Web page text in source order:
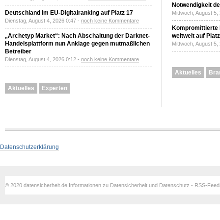
Deutschland im EU-Digitalranking auf Platz 17
Dienstag, August 4, 2026 0:47 - noch keine Kommentare
„Archetyp Market“: Nach Abschaltung der Darknet-
Handelsplattform nun Anklage gegen mutmaßlichen
Betreiber
Dienstag, August 4, 2026 0:12 - noch keine Kommentare
Aktuelles Experten
Notwendigkeit
Mittwoch, August
Kompromittierte
weltweit auf
Mittwoch, August
Aktuelles
Datenschutzerklärung
© 2020 datensicherheit.de Informationen zu Datensicherheit und Datenschutz - RSS-